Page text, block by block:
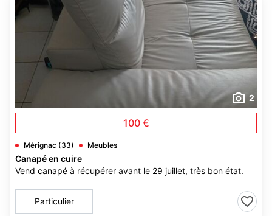
2
100 €
Mérignac (33) Meubles
Canapé en cuire
Vend canapé à récupérer avant le 29 juillet, très bon état.
Particulier